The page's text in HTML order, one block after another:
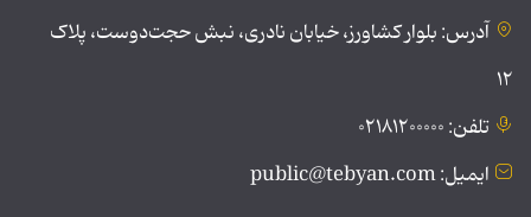
آدرس: بلوار کشاورز، خیابان نادری، نبش حجت‌دوست، پلاک
۱۲
تلفن: ۰۲۱۸۱۲۰۰۰۰۰
ایمیل: public@tebyan.com